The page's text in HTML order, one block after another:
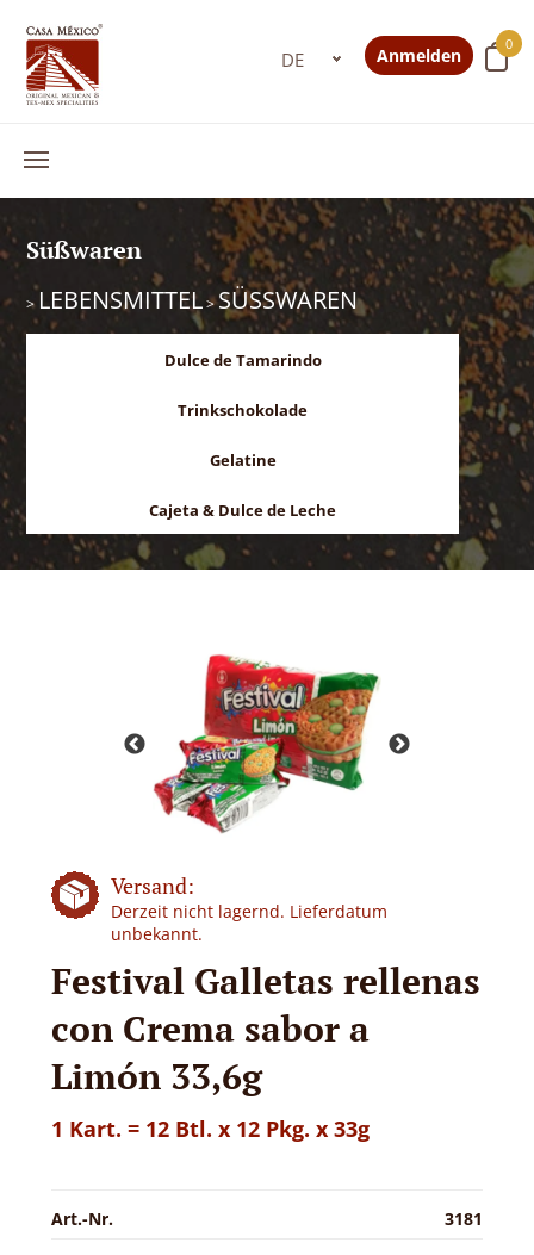
0
Anmelden
Süßwaren
> LEBENSMITTEL>SÜSSWAREN
Dulce de Tamarindo
Trinkschokolade
Gelatine
Cajeta & Dulce de Leche
Versand:
Derzeit nicht lagernd. Lieferdatum
unbekannt.
Festival Galletas rellenas
con Crema sabor a
Limón 33,6g
1 Kart. = 12 Btl. x 12 Pkg. x 33g
Art.-Nr. 3181